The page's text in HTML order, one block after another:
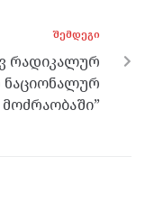
ᲨᲔᲛᲓᲔᲒᲘ
რადიკალურ
ნაციონალურ
მოძრაობაში”